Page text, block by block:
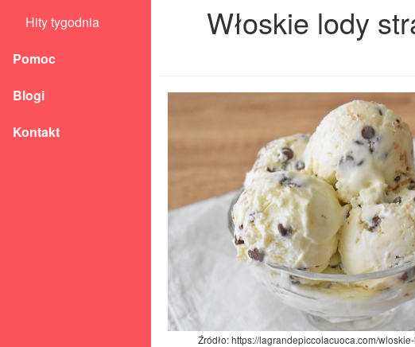
Hity tygodnia
Pomoc
Blogi
Kontakt
Włoskie lody
Źródło: https://lagrandepiccolacuoca.com/